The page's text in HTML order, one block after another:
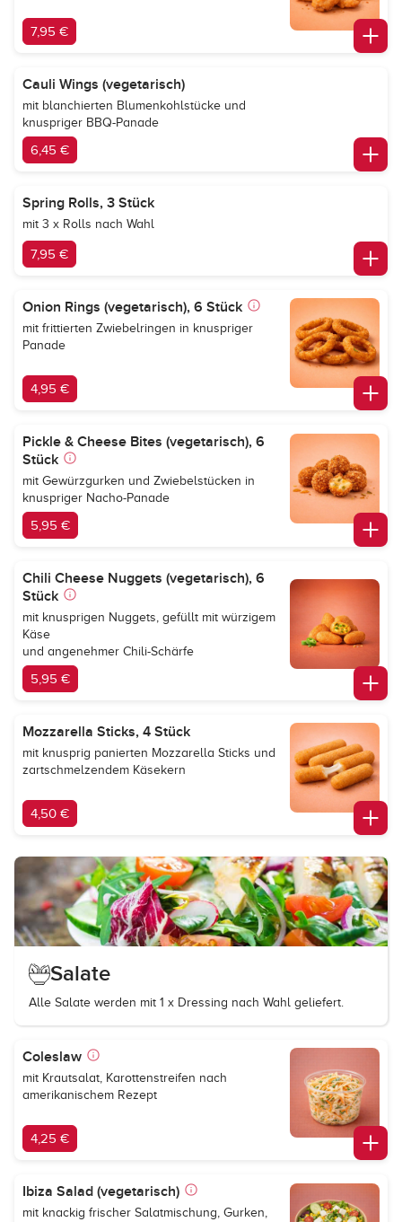
7,95 €
Cauli Wings (vegetarisch)
mit blanchierten Blumenkohlstücke und
knuspriger BBQ-Panade
6,45 €
Spring Rolls, 3 Stück
mit 3 x Rolls nach Wahl
7,95 €
Onion Rings (vegetarisch), 6 Stück
mit frittierten Zwiebelringen in knuspriger
Panade
4,95 €
Pickle & Cheese Bites (vegetarisch), 6
Stück
mit Gewürzgurken und Zwiebelstücken in
knuspriger Nacho-Panade
5,95 €
Chili Cheese Nuggets (vegetarisch), 6
Stück
mit knusprigen Nuggets, gefüllt mit würzigem
Käse
und angenehmer Chili-Schärfe
5,95 €
Mozzarella Sticks, 4 Stück
mit knusprig panierten Mozzarella Sticks und
zartschmelzendem Käsekern
4,50 €
Salate
Alle Salate werden mit 1 x Dressing nach Wahl geliefert.
Coleslaw
mit Krautsalat, Karottenstreifen nach
amerikanischem Rezept
4,25 €
Ibiza Salad (vegetarisch)
mit knackig frischer Salatmischung, Gurken,